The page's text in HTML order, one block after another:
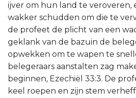
ijver om hun land te veroveren,
wakker schudden om die te
de profeet de plicht van een
geklank van de bazuin de
opwekken om te wapen te
belegeraars aanstalten zag
beginnen, Ezechiël 33:3. De
keel roepen en zijn stem